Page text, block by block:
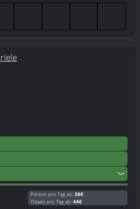
Person pro Tag ab: 26€
Objekt pro Tag ab: 44€